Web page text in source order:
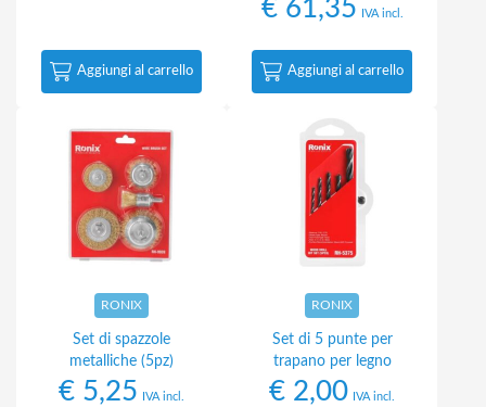
Aggiungi al carrello
€61,35 IVA incl.
Aggiungi al carrello
RONIX
Set di spazzole
metalliche (5pz)
€ 5,25 IVA incl.
RONIX
Set di 5 punte per
trapano per legno
€ 2,00 IVA incl.